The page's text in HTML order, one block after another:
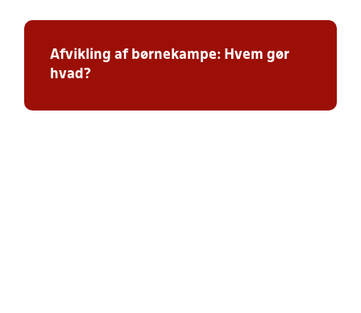
Afvikling af børnekampe: Hvem gør
hvad?